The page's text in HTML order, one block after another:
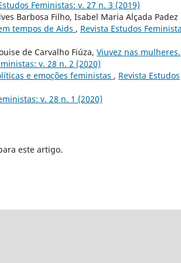
Feministas: v. 27 n. 3 (2019)
Barbosa Filho, Isabel Maria Alçada Padez
tempos de Aids , Revista Estudos
de Carvalho Fiúza, Viuvez nas mulheres.
v. 28 n. 2 (2020)
e emoções feministas , Revista Estudos
v. 28 n. 1 (2020)
este artigo.